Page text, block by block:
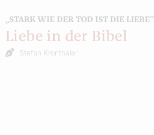
„STARK WIE DER TOD IST DIE LIEBE“
Liebe in der Bibel
Stefan Kronthaler